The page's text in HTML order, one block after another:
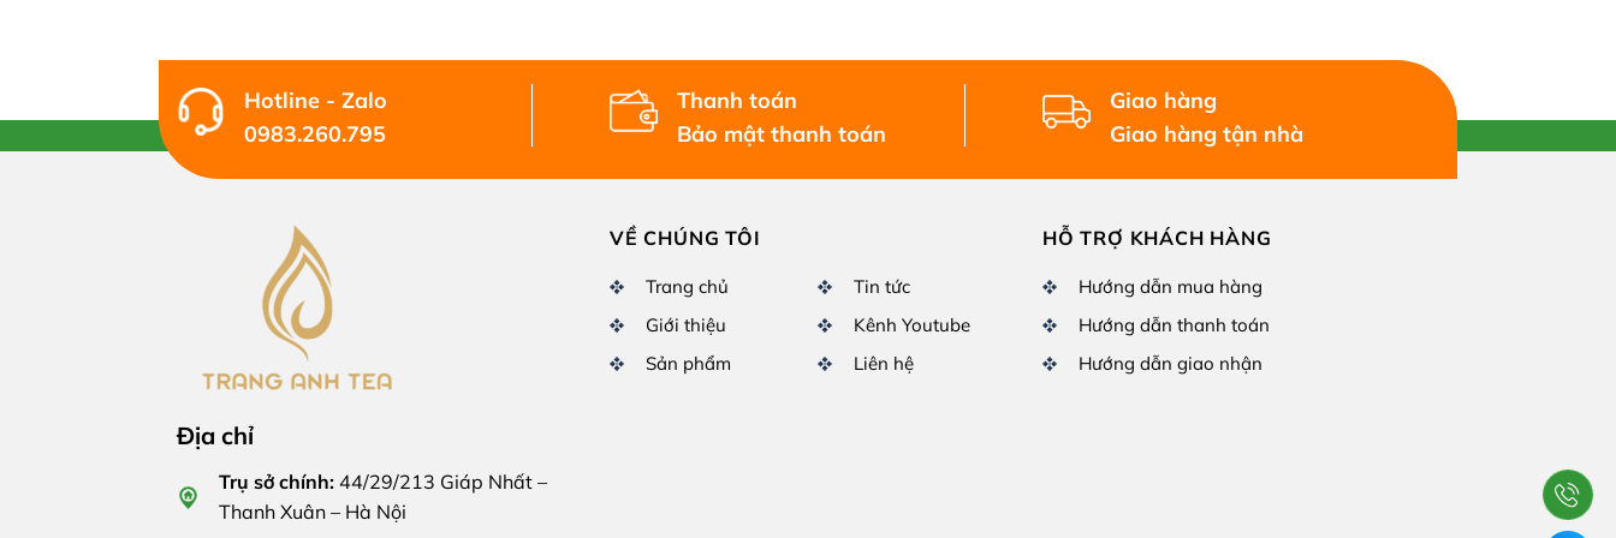
Hotline - Zalo
0983.260.795
Thanh toán
Bảo mật thanh toán
Giao hàng
Giao hàng tận nhà
Địa chỉ
Trụ sở chính: 44/29/213 Giáp Nhất –
Thanh Xuân – Hà Nội
VỀ CHÚNG TÔI
Trang chủ
Giới thiệu
Sản phẩm
Tin tức
Kênh Youtube
Liên hệ
HỖ TRỢ KHÁCH HÀNG
Hướng dẫn mua hàng
Hướng dẫn thanh toán
Hướng dẫn giao nhận